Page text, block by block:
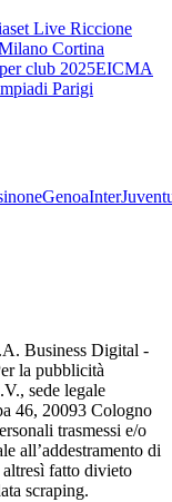
Live Riccione
Cortina
club 2025EICMA
Parigi
GenoaInter
Business Digital -
la pubblicità
sede legale
46, 20093 Cologno
trasmessi e/o
all’addestramento di
fatto divieto
scraping.